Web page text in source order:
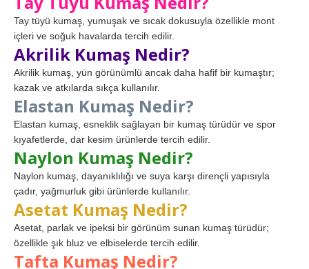
Tay tüyü kumaş, yumuşak ve sıcak dokusuyla özellikle mont
içleri ve soğuk havalarda tercih edilir.
Akrilik Kumaş Nedir?
Akrilik kumaş, yün görünümlü ancak daha hafif bir kumaştır;
kazak ve atkılarda sıkça kullanılır.
Elastan Kumaş Nedir?
Elastan kumaş, esneklik sağlayan bir kumaş türüdür ve spor
kıyafetlerde, dar kesim ürünlerde tercih edilir.
Naylon Kumaş Nedir?
Naylon kumaş, dayanıklılığı ve suya karşı dirençli yapısıyla
çadır, yağmurluk gibi ürünlerde kullanılır.
Asetat Kumaş Nedir?
Asetat, parlak ve ipeksi bir görünüm sunan kumaş türüdür;
özellikle şık bluz ve elbiselerde tercih edilir.
Tafta Kumaş Nedir?